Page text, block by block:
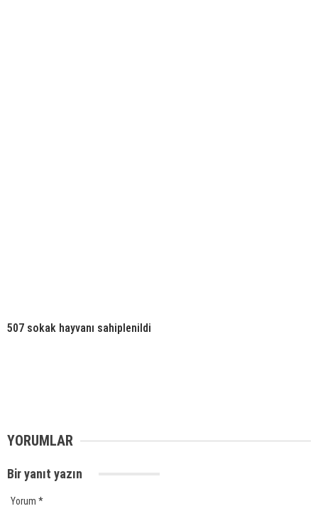
507 sokak hayvanı sahiplenildi
YORUMLAR
Bir yanıt yazın
Yorum *